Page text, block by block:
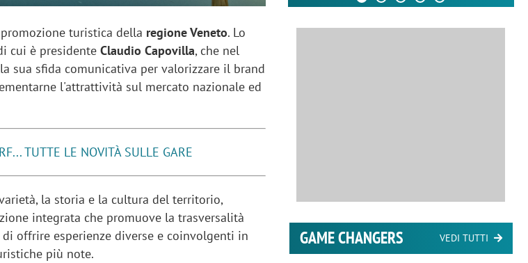
turistica della regione Veneto. Lo
cui è presidenteClaudio Capovilla, che nel
sua sfida comunicativa per valorizzare il brand
l'attrattività sul mercato nazionale ed
TUTTE LE NOVITÀ SULLE GARE
la storia e la cultura del territorio,
integrata che promuove la trasversalità
di offrire esperienze diverse e coinvolgenti in
più note.
GAME CHANGERS VEDI TUTTI